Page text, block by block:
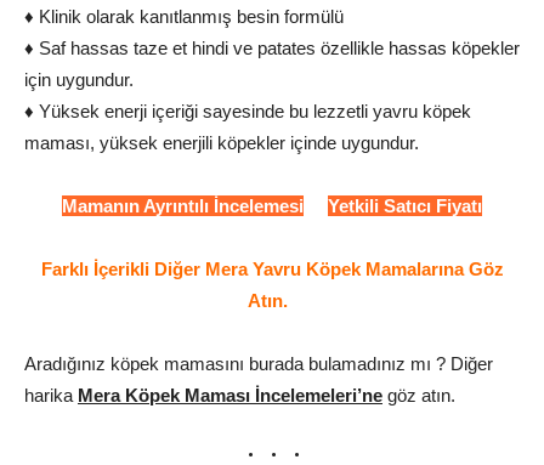
♦ Klinik olarak kanıtlanmış besin formülü
♦ Saf hassas taze et hindi ve patates özellikle hassas köpekler
için uygundur.
♦ Yüksek enerji içeriği sayesinde bu lezzetli yavru köpek
maması, yüksek enerjili köpekler içinde uygundur.
Mamanın Ayrıntılı İncelemesi Yetkili Satıcı Fiyatı
Farklı İçerikli Diğer Mera Yavru Köpek Mamalarına Göz
Atın.
Aradığınız köpek mamasını burada bulamadınız mı ? Diğer
harika Mera Köpek Maması İncelemeleri’ne göz atın.